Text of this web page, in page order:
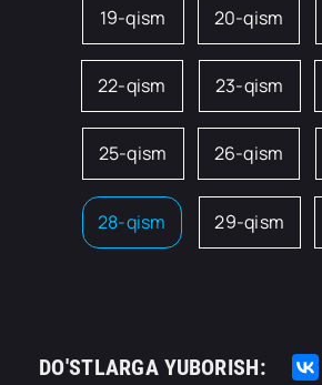
19-qism 20-qism
22-qism 23-qism
25-qism 26-qism
28-qism 29-qism
DO'STLARGA YUBORISH: